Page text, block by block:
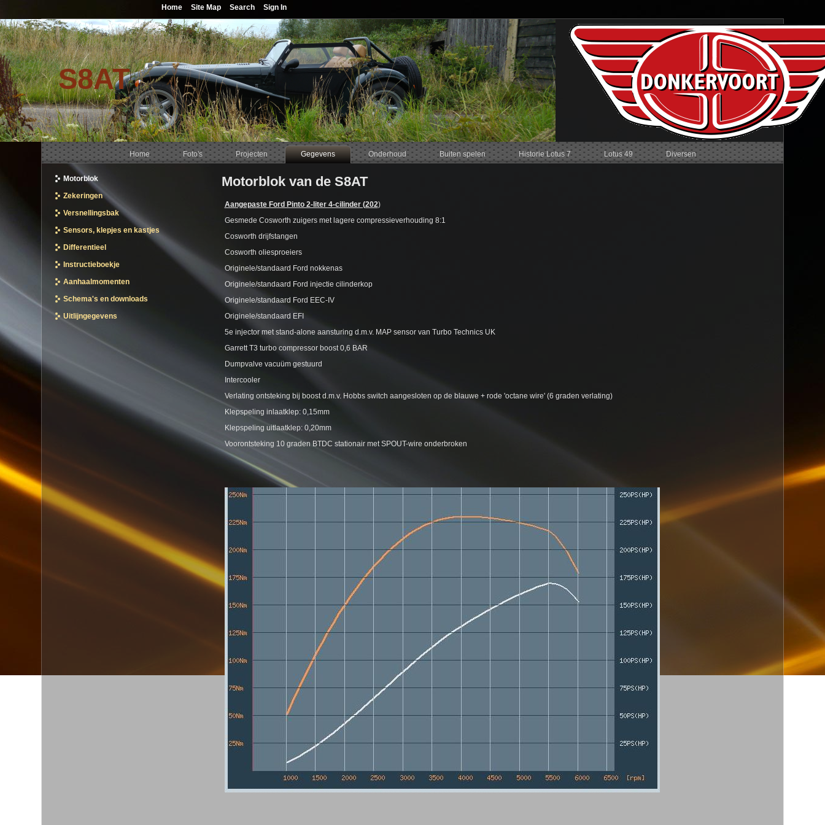
S8AT
Home Foto's Projecten Gegevens Onderhoud Buiten spelen Historie Lotus 7 Lotus 49 Diversen
Motorblok
Zekeringen
Versnellingsbak
Sensors, klepjes en kastjes
Differentieel
Instructieboekje
Aanhaalmomenten
Schema's en downloads
Uitlijngegevens
Motorblok van de S8AT
Aangepaste Ford Pinto 2-liter 4-cilinder (202)
Gesmede Cosworth zuigers met lagere compressieverhouding 8:1
Cosworth drijfstangen
Cosworth oliesproeiers
Originele/standaard Ford nokkenas
Originele/standaard Ford injectie cilinderkop
Originele/standaard Ford EEC-IV
Originele/standaard EFI
5e injector met stand-alone aansturing d.m.v. MAP sensor van Turbo Technics UK
Garrett T3 turbo compressor boost 0,6 BAR
Dumpvalve vacuüm gestuurd
Intercooler
Verlating ontsteking bij boost d.m.v. Hobbs switch aangesloten op de blauwe + rode 'octane wire' (6 graden verlating)
Klepspeling inlaatklep: 0,15mm
Klepspeling uitlaatklep: 0,20mm
Voorontsteking 10 graden BTDC stationair met SPOUT-wire onderbroken
Home Site Map Search Sign In